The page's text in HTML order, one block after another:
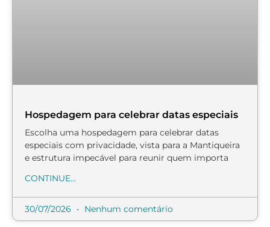
Hospedagem para celebrar datas especiais
Escolha uma hospedagem para celebrar datas
especiais com privacidade, vista para a Mantiqueira
e estrutura impecável para reunir quem importa
CONTINUE...
30/07/2026 Nenhum comentário